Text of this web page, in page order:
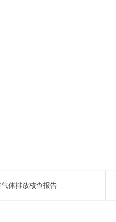
体排放核查报告